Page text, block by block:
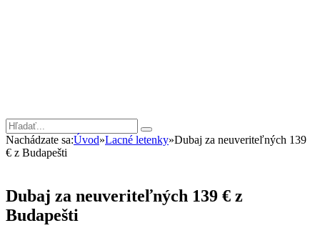
Nachádzate sa:Úvod»Lacné letenky»Dubaj za neuveriteľných 139
€ z Budapešti
Dubaj za neuveriteľných 139 € z
Budapešti